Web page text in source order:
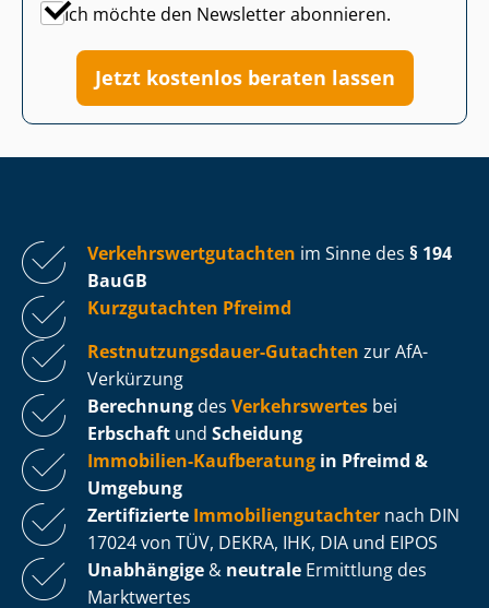
Ich möchte den Newsletter abonnieren.
Jetzt kostenlos beraten lassen
Ver­kehrs­wert­gut­ach­ten im Sinne des § 194
BauGB
Kurzgutachten Pfreimd
Rest­nut­zungs­dau­er-Gutachten zur AfA-
Verkürzung
Berechnung des Verkehrswertes bei
Erbschaft und Scheidung
Immobilien-Kaufberatung in Pfreimd &
Umgebung
Zertifizierte Im­mo­bi­li­en­gut­ach­ter nach DIN
17024 von TÜV, DEKRA, IHK, DIA und EIPOS
Unabhängige & neutrale Ermittlung des
Marktwertes